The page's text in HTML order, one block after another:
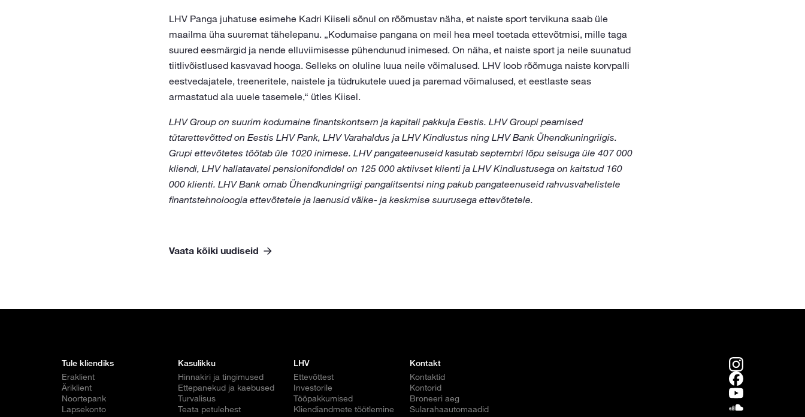
LHV Panga juhatuse esimehe Kadri Kiiseli sõnul on rõõmustav näha, et naiste sport tervikuna saab üle
maailma üha suuremat tähelepanu. „Kodumaise pangana on meil hea meel toetada ettevõtmisi, mille taga
suured eesmärgid ja nende elluviimisesse pühendunud inimesed. On näha, et naiste sport ja neile suunatud
tiitlivõistlused kasvavad hooga. Selleks on oluline luua neile võimalused. LHV loob rõõmuga naiste korvpalli
eestvedajatele, treeneritele, naistele ja tüdrukutele uued ja paremad võimalused, et eestlaste seas
armastatud ala uuele tasemele,“ ütles Kiisel.
LHV Group on suurim kodumaine finantskontsern ja kapitali pakkuja Eestis. LHV Groupi peamised
tütarettevõtted on Eestis LHV Pank, LHV Varahaldus ja LHV Kindlustus ning LHV Bank Ühendkuningriigis.
Grupi ettevõtetes töötab üle 1020 inimese. LHV pangateenuseid kasutab septembri lõpu seisuga üle 407 000
kliendi, LHV hallatavatel pensionifondidel on 125 000 aktiivset klienti ja LHV Kindlustusega on kaitstud 160
000 klienti. LHV Bank omab Ühendkuningriigi pangalitsentsi ning pakub pangateenuseid rahvusvahelistele
finantstehnoloogia ettevõtetele ja laenusid väike- ja keskmise suurusega ettevõtetele.
Vaata kõiki uudiseid
Tule kliendiks
Eraklient
Äriklient
Noortepank
Lapsekonto
Kasulikku
Hinnakiri ja tingimused
Ettepanekud ja kaebused
Turvalisus
Teata petulehest
LHV
Ettevõttest
Investorile
Tööpakkumised
Kliendiandmete töötlemine
Kontakt
Kontaktid
Kontorid
Broneeri aeg
Sularahaautomaadid